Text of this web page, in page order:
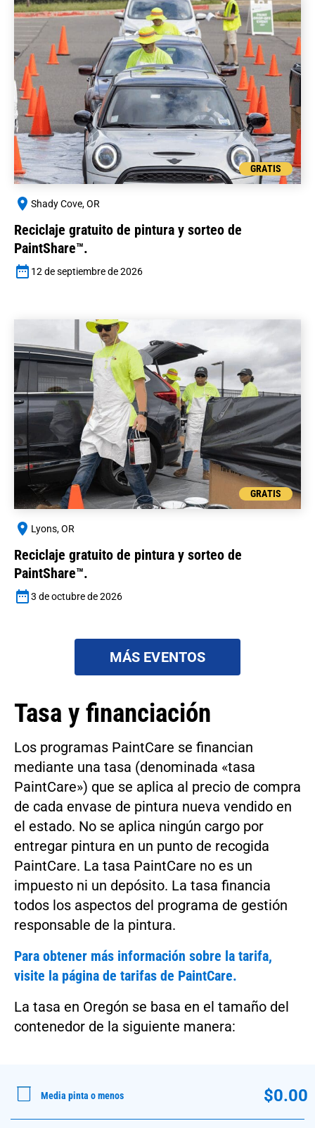
GRATIS
Shady Cove, OR
Reciclaje gratuito de pintura y sorteo de
PaintShare™.
12 de septiembre de 2026
GRATIS
Lyons, OR
Reciclaje gratuito de pintura y sorteo de
PaintShare™.
3 de octubre de 2026
MÁS EVENTOS
Tasa y financiación
Los programas PaintCare se financian
mediante una tasa (denominada «tasa
PaintCare») que se aplica al precio de compra
de cada envase de pintura nueva vendido en
el estado. No se aplica ningún cargo por
entregar pintura en un punto de recogida
PaintCare. La tasa PaintCare no es un
impuesto ni un depósito. La tasa financia
todos los aspectos del programa de gestión
responsable de la pintura.
Para obtener más información sobre la tarifa,
visite la página de tarifas de PaintCare.
La tasa en Oregón se basa en el tamaño del
contenedor de la siguiente manera:
Media pinta o menos $0.00